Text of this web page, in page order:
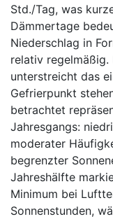
Std./Tag, was
Dämmertage
Niederschlag in
relativ regelmäßig.
unterstreicht das
Gefrierpunkt
betrachtet
Jahresgangs:
moderater
begrenzter
Jahreshälfte
Minimum bei
Sonnenstunden,